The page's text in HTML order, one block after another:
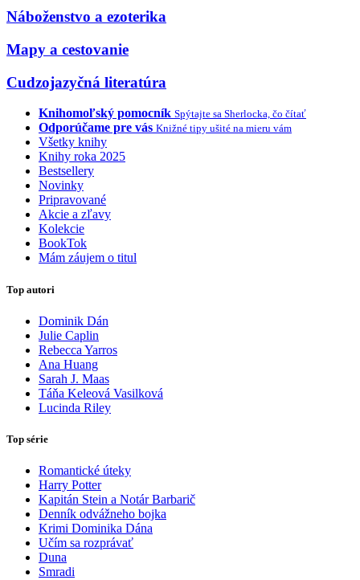
Náboženstvo a ezoterika
Mapy a cestovanie
Cudzojazyčná literatúra
Knihomoľský pomocník Spýtajte sa Sherlocka, čo čítať
Odporúčame pre vás Knižné tipy ušité na mieru vám
Všetky knihy
Knihy roka 2025
Bestsellery
Novinky
Pripravované
Akcie a zľavy
Kolekcie
BookTok
Mám záujem o titul
Top autori
Dominik Dán
Julie Caplin
Rebecca Yarros
Ana Huang
Sarah J. Maas
Táňa Keleová Vasilková
Lucinda Riley
Top série
Romantické úteky
Harry Potter
Kapitán Stein a Notár Barbarič
Denník odvážneho bojka
Krimi Dominika Dána
Učím sa rozprávať
Duna
Smradi